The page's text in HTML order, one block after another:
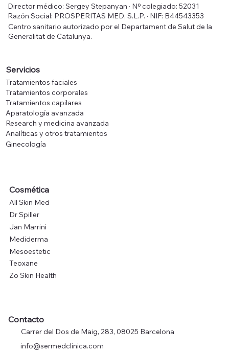
Director médico: Sergey Stepanyan · Nº colegiado: 52031
Razón Social: PROSPERITAS MED, S.L.P. · NIF: B44543353
Centro sanitario autorizado por el Departament de Salut de la
Generalitat de Catalunya.
Servicios
Tratamientos faciales
Tratamientos corporales
Tratamientos capilares
Aparatología avanzada
Research y medicina avanzada
Analíticas y otros tratamientos
Ginecología
Cosmética
All Skin Med
Dr Spiller
Jan Marrini
Mediderma
Mesoestetic
Teoxane
Zo Skin Health
Contacto
Carrer del Dos de Maig, 283, 08025 Barcelona
info@sermedclinica.com